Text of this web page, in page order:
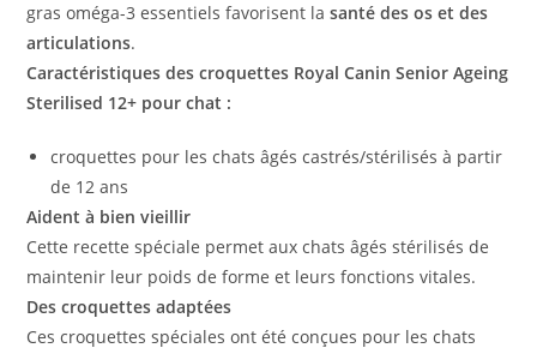
gras oméga-3 essentiels favorisent la santé des os et des
articulations.
Caractéristiques des croquettes Royal Canin Senior Ageing
Sterilised 12+ pour chat :
croquettes pour les chats âgés castrés/stérilisés à partir
de 12 ans
Aident à bien vieillir
Cette recette spéciale permet aux chats âgés stérilisés de
maintenir leur poids de forme et leurs fonctions vitales.
Des croquettes adaptées
Ces croquettes spéciales ont été conçues pour les chats